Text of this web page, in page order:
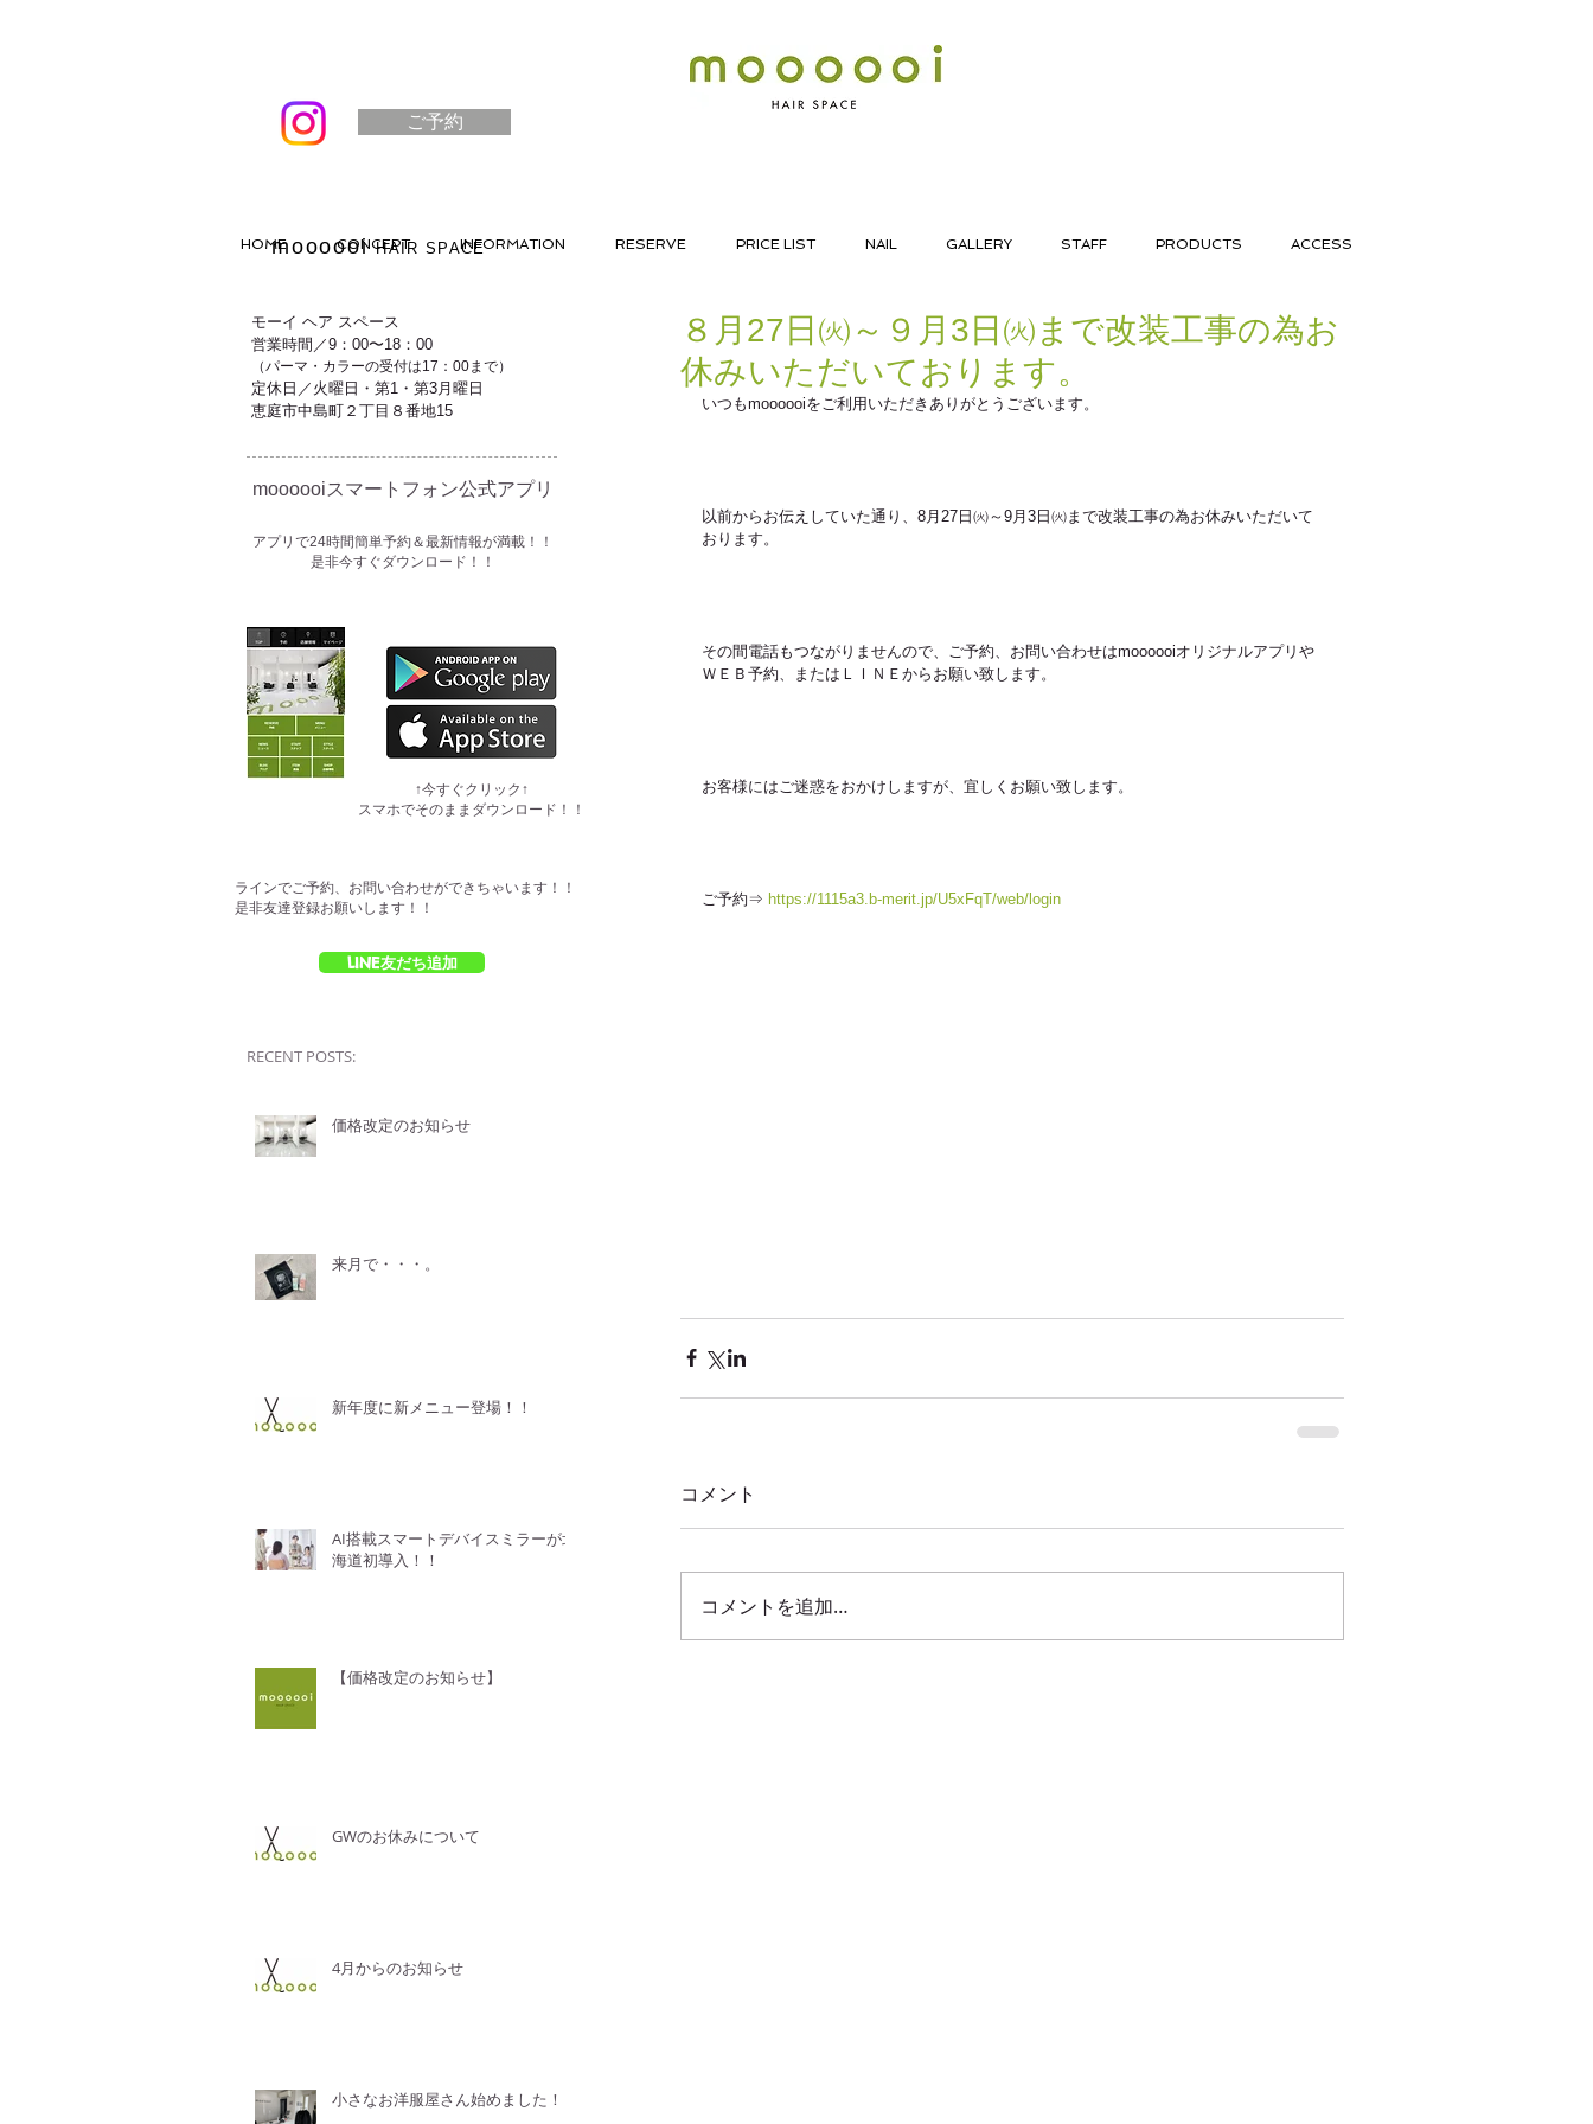
ご予約
HOME CONCEPT INFORMATION RESERVE PRICE LIST NAIL GALLERY STAFF PRODUCTS ACCESS
moooooiHAIR SPACE
モーイ ヘア スペース
営業時間／9：00〜18：00
（パーマ・カラーの受付は17：00まで）
定休日／火曜日・第1・第3月曜日
恵庭市中島町２丁目８番地15
moooooiスマートフォン公式アプリ​
​アプリで24時間簡単予約＆最新情報が満載！！
是非今すぐダウンロード！！
​↑今すぐクリック↑
スマホでそのままダウンロード！！
ラインでご予約、お問い合わせができちゃいます！！
是非友達登録お願いします！！
LINE友だち追加
RECENT POSTS:
価格改定のお知らせ
来月で・・・。
新年度に新メニュー登場！！
AI搭載スマートデバイスミラーが北
海道初導入！！
【価格改定のお知らせ】
GWのお休みについて
4月からのお知らせ
小さなお洋服屋さん始めました！！
８月27日㈫～９月3日㈫まで改装工事の為お
休みいただいております。
いつもmoooooiをご利用いただきありがとうございます。
以前からお伝えしていた通り、8月27日㈫～9月3日㈫まで改装工事の為お休みいただいて
おります。
その間電話もつながりませんので、ご予約、お問い合わせはmoooooiオリジナルアプリや
ＷＥＢ予約、またはＬＩＮＥからお願い致します。
お客様にはご迷惑をおかけしますが、宜しくお願い致します。
ご予約⇒ https://1115a3.b-merit.jp/U5xFqT/web/login
コメント
コメントを追加…